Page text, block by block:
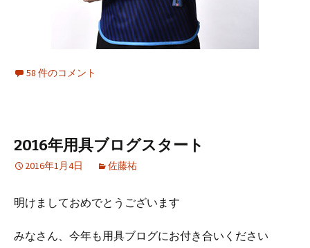
58 件のコメント
2016年用具ブログスタート
2016年1月4日 佐藤祐
明けましておめでとうございます
みなさん、今年も用具ブログにお付き合いください